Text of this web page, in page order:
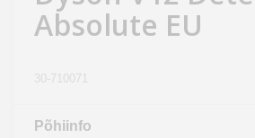
Absolute EU
30-710071
Põhiinfo
aed